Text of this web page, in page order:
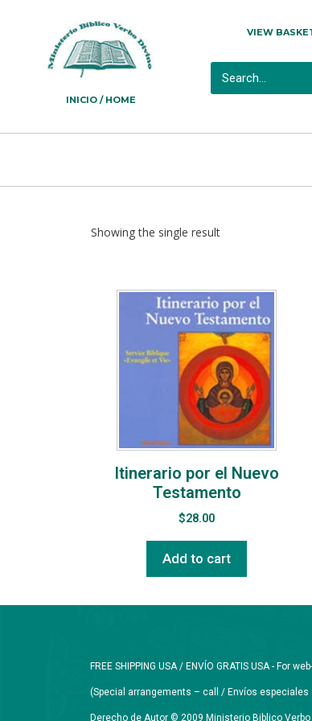
INICIO / HOME
VIEW
Showing the single result
Itinerario por el Nuevo
Testamento
$28.00
Add to cart
FREE SHIPPING USA / ENVÍO GRATIS USA -
(Special arrangements – call / Envíos especiales
Derecho de Autor © 2009 Ministerio Biblico